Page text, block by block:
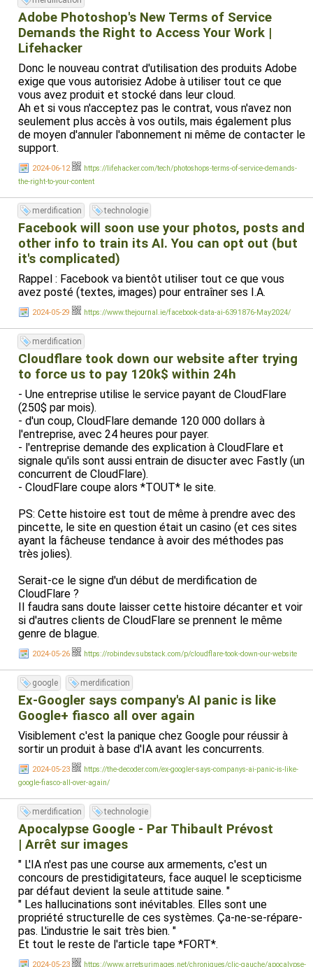
Adobe Photoshop's New Terms of Service
Demands the Right to Access Your Work |
Lifehacker
Donc le nouveau contrat d'utilisation des produits Adobe
exige que vous autorisiez Adobe à utiliser tout ce que
vous avez produit et stocké dans leur cloud.
Ah et si vous n'acceptez pas le contrat, vous n'avez non
seulement plus accès à vos outils, mais également plus
de moyen d'annuler l'abonnement ni même de contacter le
support.
2024-06-12
https://lifehacker.com/tech/photoshops-terms-of-service-demands-
the-right-to-your-content
merdification technologie
Facebook will soon use your photos, posts and
other info to train its AI. You can opt out (but
it's complicated)
Rappel : Facebook va bientôt utiliser tout ce que vous
avez posté (textes, images) pour entraîner ses I.A.
2024-05-29 https://www.thejournal.ie/facebook-data-ai-6391876-May2024/
merdification
Cloudflare took down our website after trying
to force us to pay 120k$ within 24h
- Une entreprise utilise le service payant de CloudFlare
(250$ par mois).
- d'un coup, CloudFlare demande 120 000 dollars à
l'entreprise, avec 24 heures pour payer.
- l'entreprise demande des explication à CloudFlare et
signale qu'ils sont aussi entrain de disucter avec Fastly (un
concurrent de CloudFlare).
- CloudFlare coupe alors *TOUT* le site.
PS: Cette histoire est tout de même à prendre avec des
pincette, le site en question était un casino (et ces sites
ayant la fâcheuse tendance à avoir des méthodes pas
très jolies).
Serait-ce le signe d'un début de merdification de
CloudFlare ?
Il faudra sans doute laisser cette histoire décanter et voir
si d'autres clients de CloudFlare se prennent le même
genre de blague.
2024-05-26 https://robindev.substack.com/p/cloudflare-took-down-our-website
google merdification
Ex-Googler says company's AI panic is like
Google+ fiasco all over again
Visiblement c'est la panique chez Google pour réussir à
sortir un produit à base d'IA avant les concurrents.
2024-05-23
https://the-decoder.com/ex-googler-says-companys-ai-panic-is-like-
google-fiasco-all-over-again/
merdification technologie
Apocalypse Google - Par Thibault Prévost
| Arrêt sur images
" L'IA n'est pas une course aux armements, c'est un
concours de prestidigitateurs, face auquel le scepticisme
par défaut devient la seule attitude saine. "
" Les hallucinations sont inévitables. Elles sont une
propriété structurelle de ces systèmes. Ça-ne-se-répare-
pas. L'industrie le sait très bien. "
Et tout le reste de l'article tape *FORT*.
2024-05-23 https://www.arretsurimages.net/chroniques/clic-gauche/apocalypse-